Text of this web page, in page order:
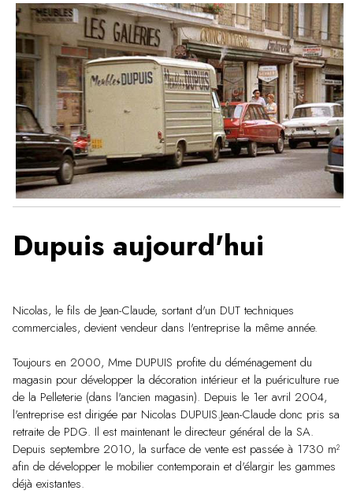
Dupuis aujourd'hui
Nicolas, le fils de Jean-Claude, sortant d'un DUT techniques
commerciales, devient vendeur dans l'entreprise la même année.
Toujours en 2000, Mme DUPUIS profite du déménagement du
magasin pour développer la décoration intérieur et la puériculture rue
de la Pelleterie (dans l'ancien magasin). Depuis le 1er avril 2004,
l'entreprise est dirigée par Nicolas DUPUIS.Jean-Claude donc pris sa
retraite de PDG. Il est maintenant le directeur général de la SA.
Depuis septembre 2010, la surface de vente est passée à 1730 m²
afin de développer le mobilier contemporain et d'élargir les gammes
déjà existantes.